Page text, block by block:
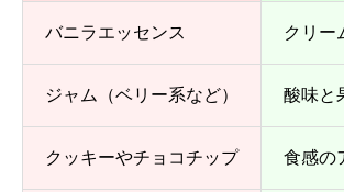
バニラエッセンス クリー
ジャム（ベリー系など） 酸味と
クッキーやチョコチップ 食感の